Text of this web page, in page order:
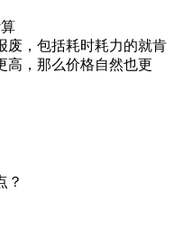
废，包括耗时耗力的就肯
高，那么价格自然也更
？